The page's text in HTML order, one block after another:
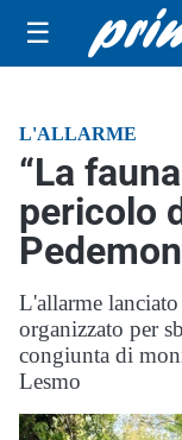
☰
L'ALLARME
“La
pericolo
L'allarme
organizzato per
congiunta di
Lesmo